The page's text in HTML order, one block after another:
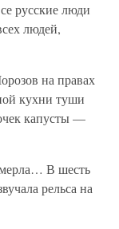
русские люди
людей,
на правах
кухни туши
капусты —
В шесть
рельса на